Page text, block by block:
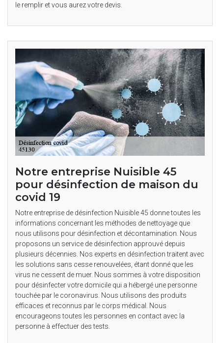
le remplir et vous aurez votre devis.
Notre entreprise Nuisible 45
pour désinfection de maison du
covid 19
Notre entreprise de désinfection Nuisible 45 donne toutes les
informations concernant les méthodes de nettoyage que
nous utilisons pour désinfection et décontamination. Nous
proposons un service de désinfection approuvé depuis
plusieurs décennies. Nos experts en désinfection traitent avec
les solutions sans cesse renouvelées, étant donné que les
virus ne cessent de muer. Nous sommes à votre disposition
pour désinfecter votre domicile qui a hébergé une personne
touchée par le coronavirus. Nous utilisons des produits
efficaces et reconnus par le corps médical. Nous
encourageons toutes les personnes en contact avec la
personne à effectuer des tests.